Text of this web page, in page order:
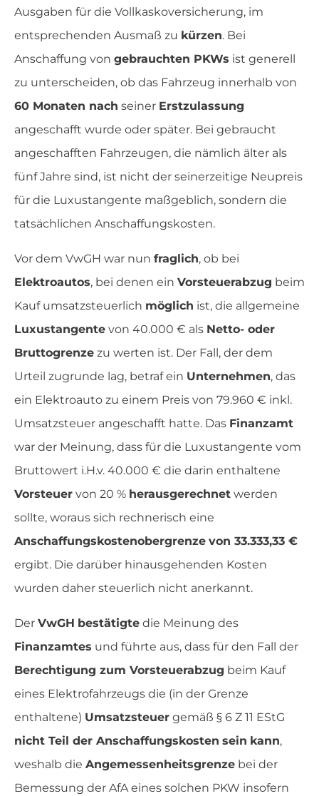
Ausgaben für die Vollkaskoversicherung, im
entsprechenden Ausmaß zu kürzen. Bei
Anschaffung von gebrauchten PKWs ist generell
zu unterscheiden, ob das Fahrzeug innerhalb von
60 Monaten nach seiner Erstzulassung
angeschafft wurde oder später. Bei gebraucht
angeschafften Fahrzeugen, die nämlich älter als
fünf Jahre sind, ist nicht der seinerzeitige Neupreis
für die Luxustangente maßgeblich, sondern die
tatsächlichen Anschaffungskosten.
Vor dem VwGH war nun fraglich, ob bei
Elektroautos, bei denen ein Vorsteuerabzug beim
Kauf umsatzsteuerlich möglich ist, die allgemeine
Luxustangente von 40.000 € als Netto- oder
Bruttogrenze zu werten ist. Der Fall, der dem
Urteil zugrunde lag, betraf ein Unternehmen, das
ein Elektroauto zu einem Preis von 79.960 € inkl.
Umsatzsteuer angeschafft hatte. Das Finanzamt
war der Meinung, dass für die Luxustangente vom
Bruttowert i.H.v. 40.000 € die darin enthaltene
Vorsteuer von 20 % herausgerechnet werden
sollte, woraus sich rechnerisch eine
Anschaffungskostenobergrenze von 33.333,33 €
ergibt. Die darüber hinausgehenden Kosten
wurden daher steuerlich nicht anerkannt.
Der VwGH bestätigte die Meinung des
Finanzamtes und führte aus, dass für den Fall der
Berechtigung zum Vorsteuerabzug beim Kauf
eines Elektrofahrzeugs die (in der Grenze
enthaltene) Umsatzsteuer gemäß § 6 Z 11 EStG
nicht Teil der Anschaffungskosten sein kann,
weshalb die Angemessenheitsgrenze bei der
Bemessung der AfA eines solchen PKW insofern